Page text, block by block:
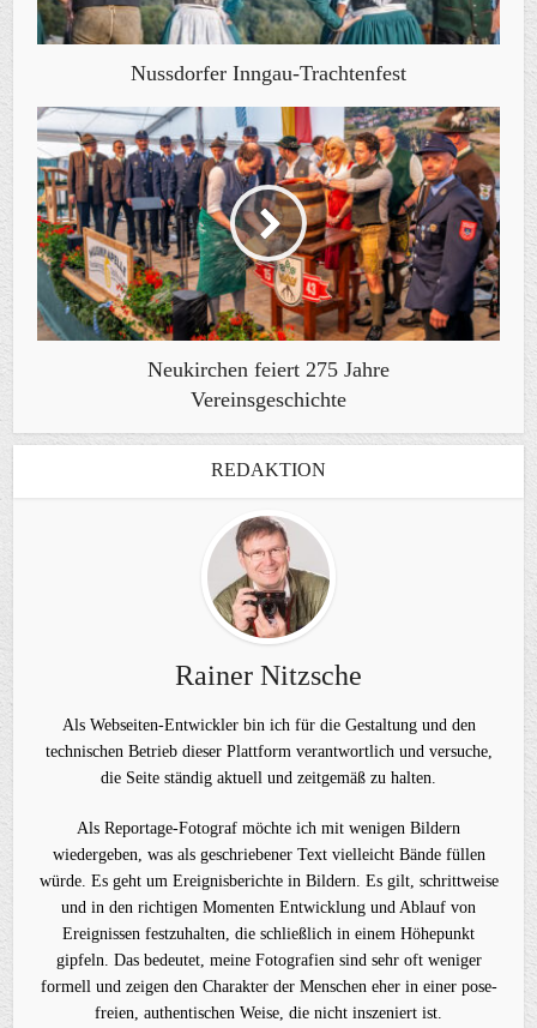
Nussdorfer Inngau-Trachtenfest
Neukirchen feiert 275 Jahre
Vereinsgeschichte
REDAKTION
Rainer Nitzsche
Als Webseiten-Entwickler bin ich für die Gestaltung und den
technischen Betrieb dieser Plattform verantwortlich und versuche,
die Seite ständig aktuell und zeitgemäß zu halten.
Als Reportage-Fotograf möchte ich mit wenigen Bildern
wiedergeben, was als geschriebener Text vielleicht Bände füllen
würde. Es geht um Ereignisberichte in Bildern. Es gilt, schrittweise
und in den richtigen Momenten Entwicklung und Ablauf von
Ereignissen festzuhalten, die schließlich in einem Höhepunkt
gipfeln. Das bedeutet, meine Fotografien sind sehr oft weniger
formell und zeigen den Charakter der Menschen eher in einer pose-
freien, authentischen Weise, die nicht inszeniert ist.